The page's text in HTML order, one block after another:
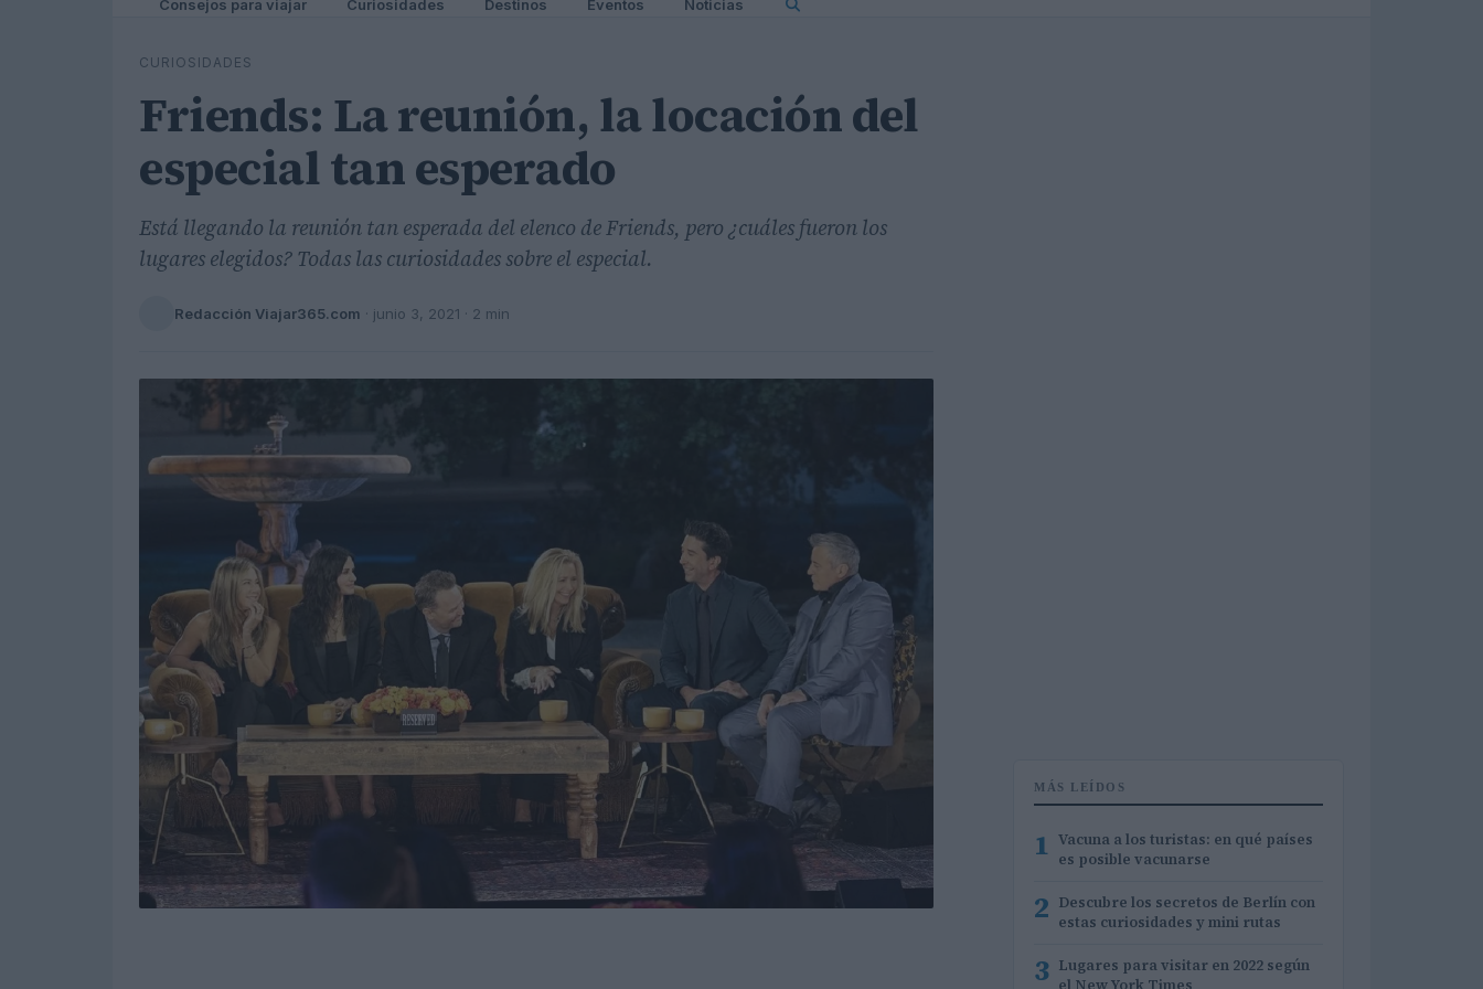
Consejos para viajar Curiosidades Destinos Eventos Noticias
CURIOSIDADES
Friends: La reunión, la locación del
especial tan esperado
Está llegando la reunión tan esperada del elenco de Friends, pero ¿cuáles fueron los
lugares elegidos? Todas las curiosidades sobre el especial.
Redacción Viajar365.com · junio 3, 2021 · 2 min
MÁS LEÍDOS
1 Vacuna a los turistas: en qué países
es posible vacunarse
2 Descubre los secretos de Berlín con
estas curiosidades y mini rutas
3 Lugares para visitar en 2022 según
el New York Times